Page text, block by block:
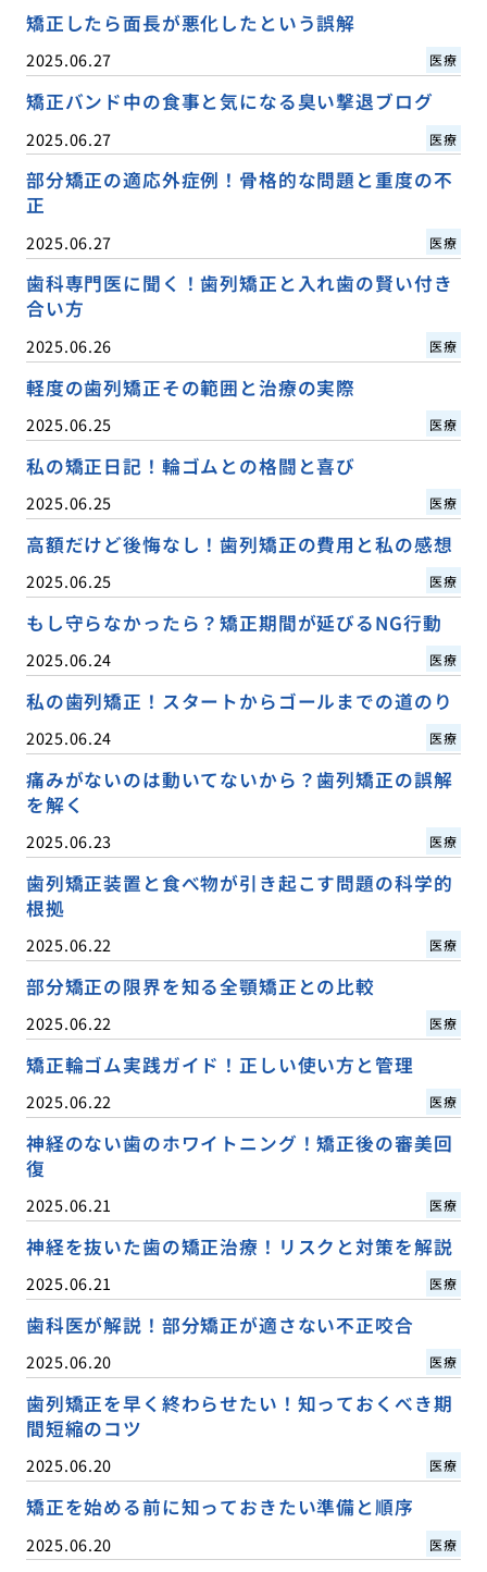
矯正したら面長が悪化したという誤解
2025.06.27 医療
矯正バンド中の食事と気になる臭い撃退ブログ
2025.06.27 医療
部分矯正の適応外症例！骨格的な問題と重度の不
正
2025.06.27 医療
歯科専門医に聞く！歯列矯正と入れ歯の賢い付き
合い方
2025.06.26 医療
軽度の歯列矯正その範囲と治療の実際
2025.06.25 医療
私の矯正日記！輪ゴムとの格闘と喜び
2025.06.25 医療
高額だけど後悔なし！歯列矯正の費用と私の感想
2025.06.25 医療
もし守らなかったら？矯正期間が延びるNG行動
2025.06.24 医療
私の歯列矯正！スタートからゴールまでの道のり
2025.06.24 医療
痛みがないのは動いてないから？歯列矯正の誤解
を解く
2025.06.23 医療
歯列矯正装置と食べ物が引き起こす問題の科学的
根拠
2025.06.22 医療
部分矯正の限界を知る全顎矯正との比較
2025.06.22 医療
矯正輪ゴム実践ガイド！正しい使い方と管理
2025.06.22 医療
神経のない歯のホワイトニング！矯正後の審美回
復
2025.06.21 医療
神経を抜いた歯の矯正治療！リスクと対策を解説
2025.06.21 医療
歯科医が解説！部分矯正が適さない不正咬合
2025.06.20 医療
歯列矯正を早く終わらせたい！知っておくべき期
間短縮のコツ
2025.06.20 医療
矯正を始める前に知っておきたい準備と順序
2025.06.20 医療